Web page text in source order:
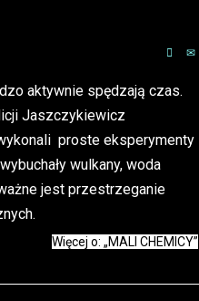
aktywnie spędzają czas.
Jaszczykiewicz
proste eksperymenty
wulkany, woda
jest przestrzeganie
Więcej o: „MALI CHEMICY”